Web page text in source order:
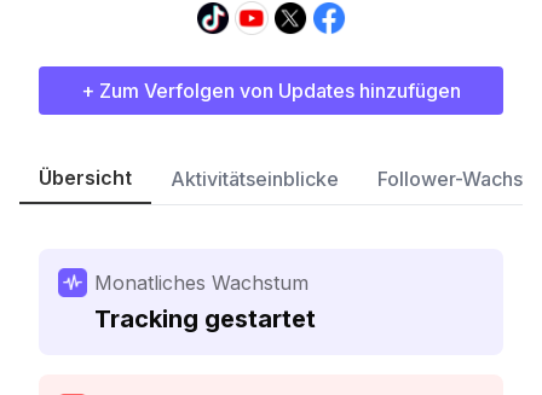
+ Zum Verfolgen von Updates hinzufügen
Übersicht Aktivitätseinblicke Follower-
Monatliches Wachstum
Tracking gestartet